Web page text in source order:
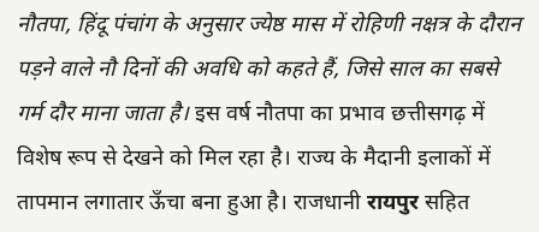
नौतपा, हिंदू पंचांग के अनुसार ज्येष्ठ मास में रोहिणी नक्षत्र के दौरान
पड़ने वाले नौ दिनों की अवधि को कहते हैं, जिसे साल का सबसे
गर्म दौर माना जाता है।इस वर्ष नौतपा का प्रभाव छत्तीसगढ़ में
विशेष रूप से देखने को मिल रहा है। राज्य के मैदानी इलाकों में
तापमान लगातार ऊँचा बना हुआ है। राजधानी रायपुरसहित